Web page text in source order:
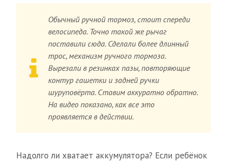
Обычный ручной тормоз, стоит спереди
велосипеда. Точно такой же рычаг
поставили сюда. Сделали более длинный
трос, механизм ручного тормоза.
Вырезали в резинках пазы, повторяющие
контур гашетки и задней ручки
шуруповёрта. Ставим аккуратно обратно.
На видео показано, как все это
проявляется в действии.
Надолго ли хватает аккумулятора? Если ребёнок